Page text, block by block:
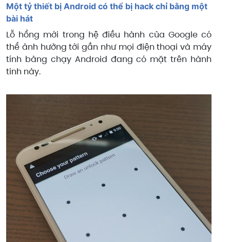
Một tỷ thiết bị Android có thể bị hack chỉ bằng một
bài hát
Lỗ hổng mới trong hệ điều hành của Google có
thể ảnh hưởng tới gần như mọi điện thoại và máy
tính bảng chạy Android đang có mặt trên hành
tinh này.